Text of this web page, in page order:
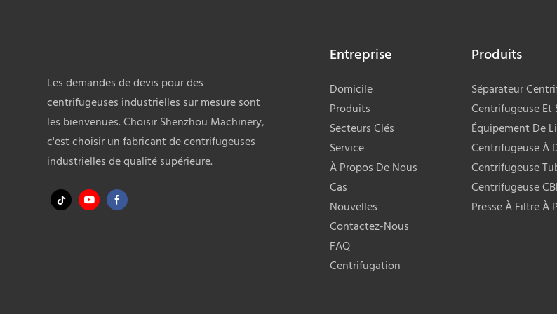
Les demandes de devis pour des
centrifugeuses industrielles sur mesure sont
les bienvenues. Choisir Shenzhou Machinery,
c'est choisir un fabricant de centrifugeuses
industrielles de qualité supérieure.
Entreprise
Domicile
Produits
Secteurs Clés
Service
À Propos De Nous
Cas
Nouvelles
Contactez-Nous
FAQ
Centrifugation
Produits
Séparateur
Centrifugeuse Et
Équipement De
Centrifugeuse À
Centrifugeuse
Centrifugeuse
Presse À Filtre À